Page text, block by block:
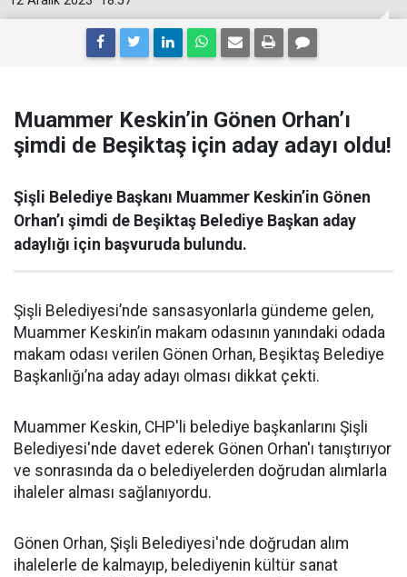
Muammer Keskin’in Gönen Orhan’ı
şimdi de Beşiktaş için aday adayı oldu!
Şişli Belediye Başkanı Muammer Keskin’in Gönen
Orhan’ı şimdi de Beşiktaş Belediye Başkan aday
adaylığı için başvuruda bulundu.
Şişli Belediyesi’nde sansasyonlarla gündeme gelen,
Muammer Keskin’in makam odasının yanındaki odada
makam odası verilen Gönen Orhan, Beşiktaş Belediye
Başkanlığı’na aday adayı olması dikkat çekti.
Muammer Keskin, CHP'li belediye başkanlarını Şişli
Belediyesi'nde davet ederek Gönen Orhan'ı tanıştırıyor
ve sonrasında da o belediyelerden doğrudan alımlarla
ihaleler alması sağlanıyordu.
Gönen Orhan, Şişli Belediyesi'nde doğrudan alım
ihalelerle de kalmayıp, belediyenin kültür sanat